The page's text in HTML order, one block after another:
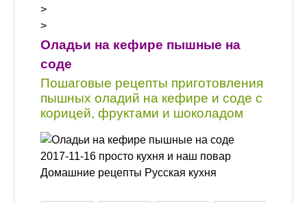
>
>
Оладьи на кефире пышные на
соде
Пошаговые рецепты приготовления
пышных оладий на кефире и соде с
корицей, фруктами и шоколадом
2017-11-16 просто кухня и наш повар
Домашние рецепты Русская кухня